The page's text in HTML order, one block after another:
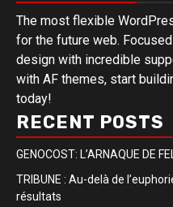
The most flexible
for the future web.
design with incredible
with AF themes, start
today!
RECENT POSTS
GENOCOST: L’ARNAQUE DE
TRIBUNE : Au-delà de
résultats